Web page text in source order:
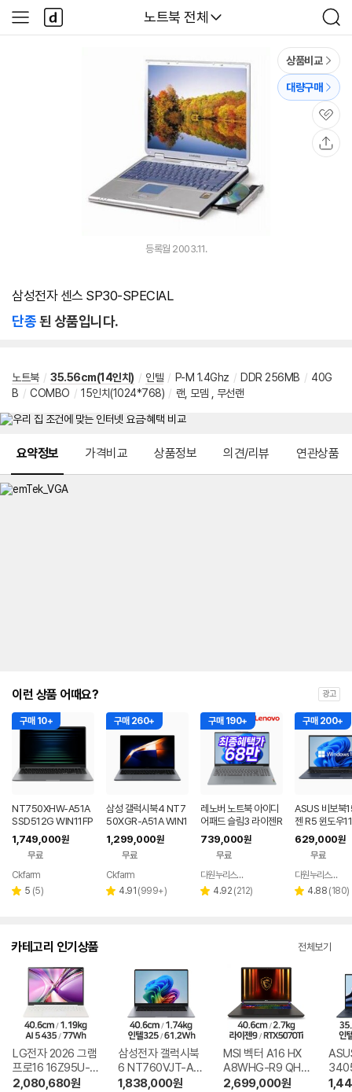
다나와
노트북 전체
검
색
사
이
다
나
와
상품비교
대량구매
관
심
등록월 2003.11.
삼성전자 센스 SP30-SPECIAL
단종된 상품입니다.
노트북 / 35.56cm(14인치) / 인텔 / P-M 1.4Ghz / DDR 256MB / 40G
B / COMBO / 15인치(1024*768) / 랜, 모뎀 , 무선랜
요약정보 가격비교 상품정보 의견/리뷰 연관상품
이런 상품 어때요? 광고
구매 10+
NT750XHW-A51A
SSD512G WIN11FP
P(버젼UP설치) 삼성
전자 갤럭시북5 노트
1,749,000원
무료
Ckfarm
별 5 리
(5)
구매 260+
삼성 갤럭시북4 NT7
50XGR-A51A WIN1
1 FPP(버젼UP설치)
업무용 학생용 사무용
노트북 문스톤그레이
1,299,000원
무료
페이
Ckfarm
별 4.91 리
(999+)
구매 190+
레노버 노트북 아이디
어패드 슬림3 라이젠R
5 8GB 256GB 윈도
우11
739,000원
무료
페이
다원누리스토어
별 4.92 리
(212)
구매 200+
ASUS 비보북
젠 R5 윈도우
근무 싼 노트북
629,000원
무료
다원누리스토어
별 4.88 리
(180)
카테고리 인기상품 전체보기
LG전자 2026 그램
프로16 16Z95U-G
S5WK
2,080,680원
삼성전자 갤럭시북
6 NT760VJT-A51
A
1,838,000원
MSI 벡터 A16 HX
A8WHG-R9 QHD
+
2,699,000원
9W